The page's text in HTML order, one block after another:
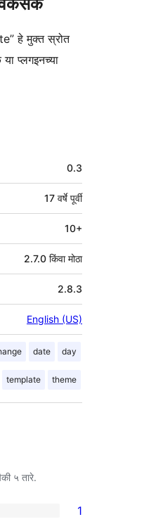
हे मुक्त स्रोत
प्लगइनच्या
0.3
17 वर्षेपूर्वी
10+
2.7.0 किंवा मोठा
2.8.3
English (US)
date day
template theme
५ तारे.
1